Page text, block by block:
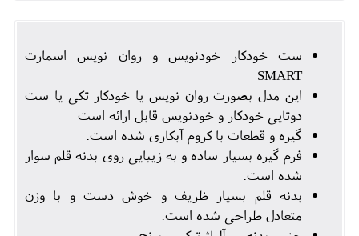
ست خودکار خودنویس و روان نویس اسمارت
SMART
این مدل بصورت روان نویس یا خودکار تکی یا ست
دوتایی خودکار و خودنویس قابل ارائه است
گیره و قطعات با کروم آبکاری شده است.
فرم گیره بسیار ساده و به زیبایی روی بدنه قلم سوار
شده است.
بدنه قلم بسیار ظریف و خوش دست و با وزن
متعادل طراحی شده است.